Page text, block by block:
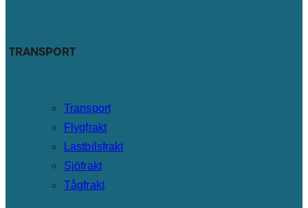
TRANSPORT
Transport
Flygfrakt
Lastbilsfrakt
Sjöfrakt
Tågfrakt